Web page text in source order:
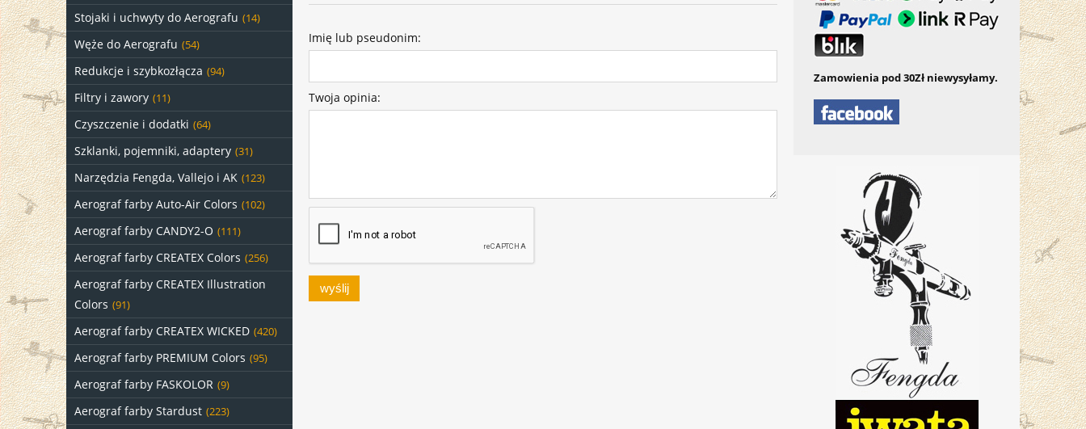
Stojaki i uchwyty do Aerografu (14)
Węże do Aerografu (54)
Redukcje i szybkozłącza (94)
Filtry i zawory (11)
Czyszczenie i dodatki (64)
Szklanki, pojemniki, adaptery (31)
Narzędzia Fengda, Vallejo i AK (123)
Aerograf farby Auto-Air Colors (102)
Aerograf farby CANDY2-O (111)
Aerograf farby CREATEX Colors (256)
Aerograf farby CREATEX Illustration
Colors (91)
Aerograf farby CREATEX WICKED (420)
Aerograf farby PREMIUM Colors (95)
Aerograf farby FASKOLOR (9)
Aerograf farby Stardust (223)
Imię lub pseudonim:
Twoja opinia:
wyślij
Zamowienia pod 30Zł niewysyłamy.